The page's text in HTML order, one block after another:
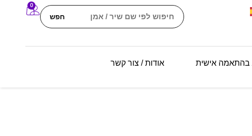
חפש
0
/ בהתאמה אישית אודות / צור קשר